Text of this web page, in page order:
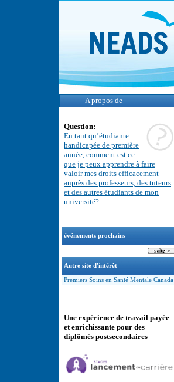
A propos de
Question:
En tant qu’étudiante
handicapée de première
année, comment est ce
que je peux apprendre à faire
valoir mes droits efficacement
auprès des professeurs, des tuteurs
et des autres étudiants de mon
université?
événements prochains
Autre site d'intérêt
Premiers Soins en Santé Mentale Canada
Une expérience de travail payée
et enrichissante pour des
diplômés postsecondaires